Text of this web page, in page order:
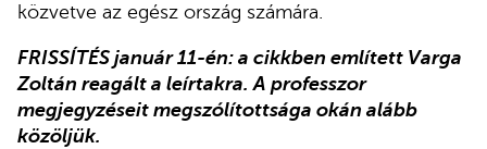
közvetve az egész ország számára.
FRISSÍTÉS január 11-én: a cikkben említett Varga
Zoltán reagált a leírtakra. A professzor
megjegyzéseit megszólítottsága okán alább
közöljük.